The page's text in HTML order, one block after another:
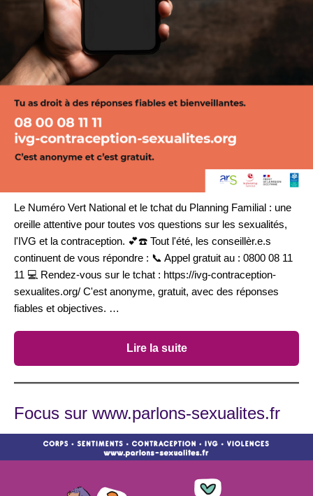
Le Numéro Vert National et le tchat du Planning Familial : une
oreille attentive pour toutes vos questions sur les sexualités,
l'IVG et la contraception. 💕☎️ Tout l'été, les conseillèr.e.s
continuent de vous répondre : 📞 Appel gratuit au : 0800 08 11
11 💻 Rendez-vous sur le tchat : https://ivg-contraception-
sexualites.org/ C'est anonyme, gratuit, avec des réponses
fiables et objectives. …
Lire la suite
Focus sur www.parlons-sexualites.fr